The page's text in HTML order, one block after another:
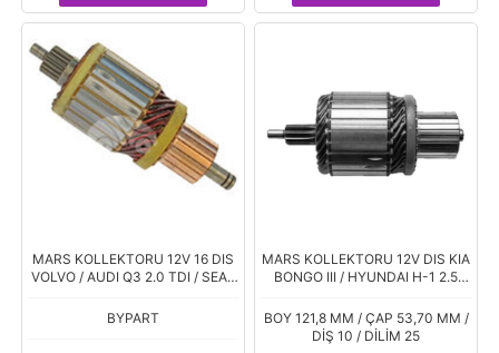
MARS KOLLEKTORU 12V 16 DIS
VOLVO / AUDI Q3 2.0 TDI / SEAT
- KODIAQ 2.0 TDI / VW CADDY
BYPART
MARS KOLLEKTORU 12V DIS KIA
BONGO III / HYUNDAI H-1 2.5
BOY 121,8 MM / ÇAP 53,70 MM /
DİŞ 10 / DİLİM 25